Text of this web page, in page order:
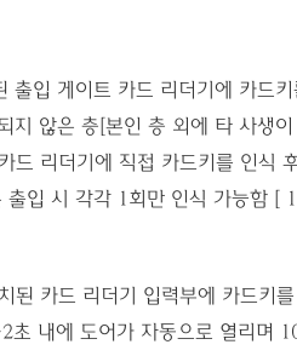
출입 게이트 카드 리더기에 카드
지 않은 층[본인 층 외에 타 사생
드 리더기에 직접 카드키를 인식
입 시 각각 1회만 인식 가능함 [
된 카드 리더기 입력부에 카드키
초 내에 도어가 자동으로 열리며